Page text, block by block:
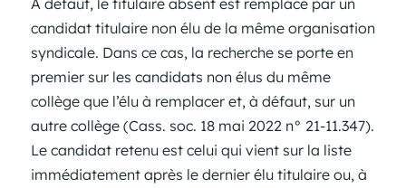
candidat titulaire non élu de la même organisation
syndicale. Dans ce cas, la recherche se porte en
premier sur les candidats non élus du même
collège que l’élu à remplacer et, à défaut, sur un
autre collège (Cass. soc. 18 mai 2022 n° 21-11.347).
Le candidat retenu est celui qui vient sur la liste
immédiatement après le dernier élu titulaire ou, à